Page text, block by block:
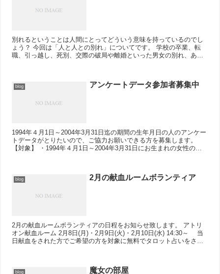
別れるということは人間にとってどういう意味を持っているのでし
ょう？ 今回は「人と人との別れ」についてです。 学校の卒業、転
職、引っ越し、死別、交際の破局や離婚といった男女の別れ、ある
blog アンケートデータ参加者募集中
1994年４月1日～2004年3月31日迄の期間の生年月日の人のアンケー
トデータがとりたいので、ご協力お願いできる方を募集します。
【対象】 ・1994年４月1日～2004年3月31日にお生まれの女性の方
blog 2月の献血ルームボランティア
2月の献血ルームボランティアの日程をお知らせ致します。 アトリ
オン献血ルーム 2月8日(月)・2月9日(火)・2月10日(水) 14:30～ 当
日献血をされた方でご希望の方を対象に無料でタロット占いをさせ
blog 魔女の部屋